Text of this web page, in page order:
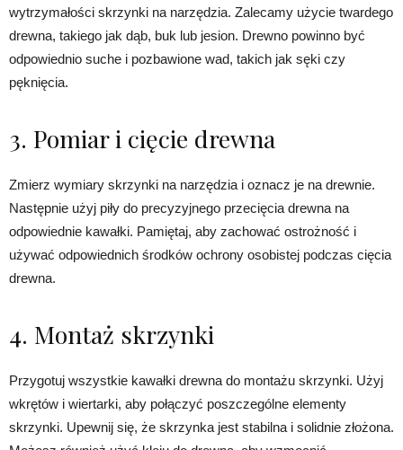
wytrzymałości skrzynki na narzędzia. Zalecamy użycie twardego
drewna, takiego jak dąb, buk lub jesion. Drewno powinno być
odpowiednio suche i pozbawione wad, takich jak sęki czy
pęknięcia.
3. Pomiar i cięcie drewna
Zmierz wymiary skrzynki na narzędzia i oznacz je na drewnie.
Następnie użyj piły do precyzyjnego przecięcia drewna na
odpowiednie kawałki. Pamiętaj, aby zachować ostrożność i
używać odpowiednich środków ochrony osobistej podczas cięcia
drewna.
4. Montaż skrzynki
Przygotuj wszystkie kawałki drewna do montażu skrzynki. Użyj
wkrętów i wiertarki, aby połączyć poszczególne elementy
skrzynki. Upewnij się, że skrzynka jest stabilna i solidnie złożona.